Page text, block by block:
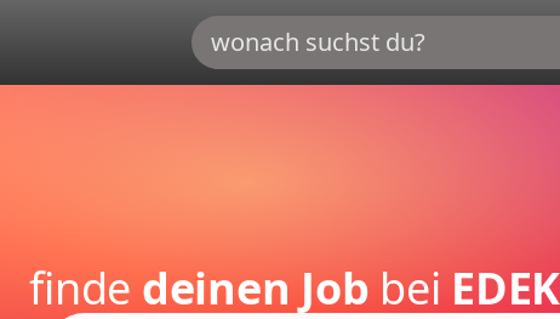
finde deinen Job bei